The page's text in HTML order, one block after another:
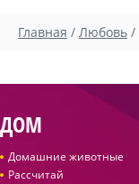
Главная / Любовь /
ДОМ
Домашние животные
Рассчитай